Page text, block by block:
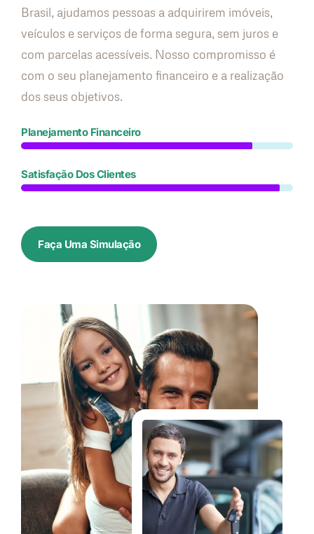
Brasil, ajudamos pessoas a adquirirem imóveis,
veículos e serviços de forma segura, sem juros e
com parcelas acessíveis. Nosso compromisso é
com o seu planejamento financeiro e a realização
dos seus objetivos.
Planejamento Financeiro
Satisfação Dos Clientes
Faça Uma Simulação